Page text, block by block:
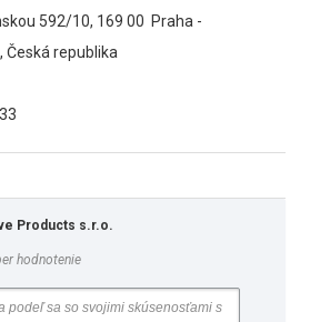
592/10, 169 00 Praha -
Česká republika
Products s.r.o.
hodnotenie